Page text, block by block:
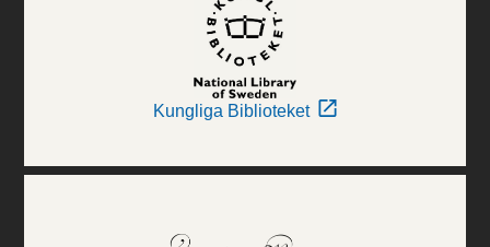
Kungliga Biblioteket